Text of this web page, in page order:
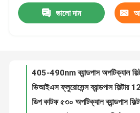
ভিডিও
কারখানা ভ্রমণ
মান নিয়ন্ত্রণ
ভালো দাম
405-490nm ব্যান্ডপাস অপটিক্যাল
ফ্লুরোসেন্স সনাক্তকরণ দৃশ্যমান ব্যান্ডপাস